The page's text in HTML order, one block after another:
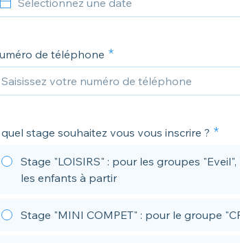
de téléphone
stage souhaitez vous vous inscrire ?
Stage "LOISIRS" : pour les groupes
les enfants à partir
Stage "MINI COMPET" : pour le groupe